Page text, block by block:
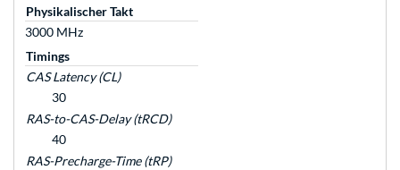
Physikalischer Takt
3000 MHz
Timings
CAS Latency (CL)
30
RAS-to-CAS-Delay (tRCD)
40
RAS-Precharge-Time (tRP)